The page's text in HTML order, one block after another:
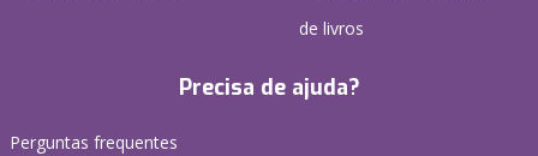
de livros
Precisa de ajuda?
Perguntas frequentes